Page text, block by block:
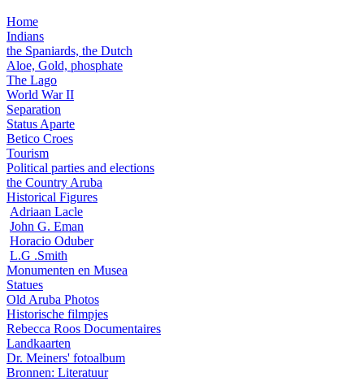
Home
Indians
the Spaniards, the Dutch
Aloe, Gold, phosphate
The Lago
World War II
Separation
Status Aparte
Betico Croes
Tourism
Political parties and elections
the Country Aruba
Historical Figures
Adriaan Lacle
John G. Eman
Horacio Oduber
L.G .Smith
Monumenten en Musea
Statues
Old Aruba Photos
Historische filmpjes
Rebecca Roos Documentaires
Landkaarten
Dr. Meiners' fotoalbum
Bronnen: Literatuur